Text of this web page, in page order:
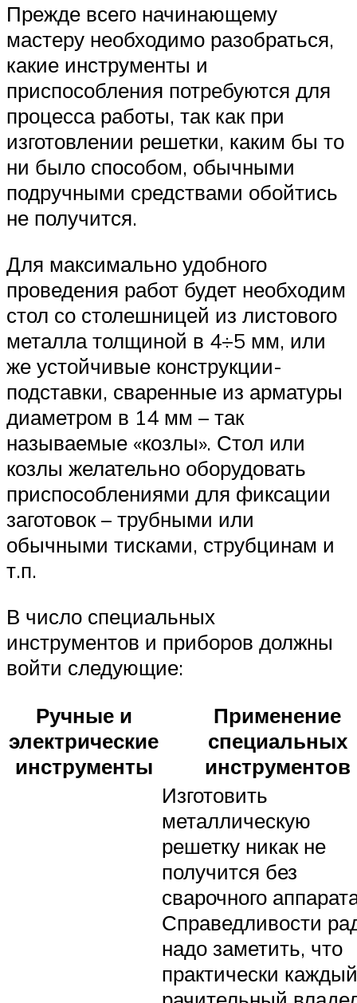
Прежде всего начинающему
мастеру необходимо разобраться,
какие инструменты и
приспособления потребуются для
процесса работы, так как при
изготовлении решетки, каким бы то
ни было способом, обычными
подручными средствами обойтись
не получится.
Для максимально удобного
проведения работ будет необходим
стол со столешницей из листового
металла толщиной в 4÷5 мм, или
же устойчивые конструкции-
подставки, сваренные из арматуры
диаметром в 14 мм – так
называемые «козлы». Стол или
козлы желательно оборудовать
приспособлениями для фиксации
заготовок – трубными или
обычными тисками, струбцинам и
т.п.
В число специальных
инструментов и приборов должны
войти следующие:
Ручные и
электрические
инструменты
Применение
специальных
инструментов
Изготовить
металлическую
решетку никак не
получится без
сварочного
Справедливости
надо заметить, что
практически каждый